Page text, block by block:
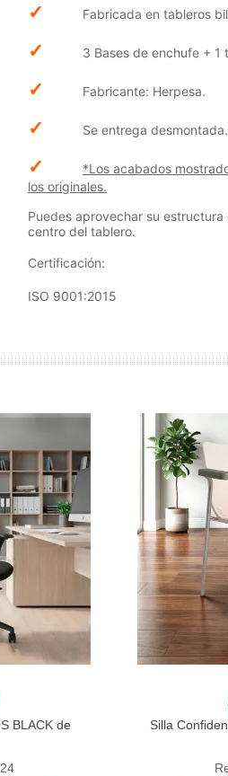
✓ Fabricada en tableros
✓ 3 Bases de enchufe + 1
✓ Fabricante: Herpesa.
✓ Se entrega desmontada.
✓
*Los acabados
los originales.
Puedes aprovechar su
centro del tablero.
Certificación:
ISO 9001:2015
BLACK de
Silla